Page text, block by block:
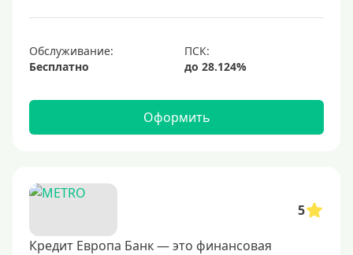
70000 руб
100000 руб
350000 руб
500000 руб
Обслуживание:
Бесплатно
Оформить
5
Кредит Европа Банк — это финансовая